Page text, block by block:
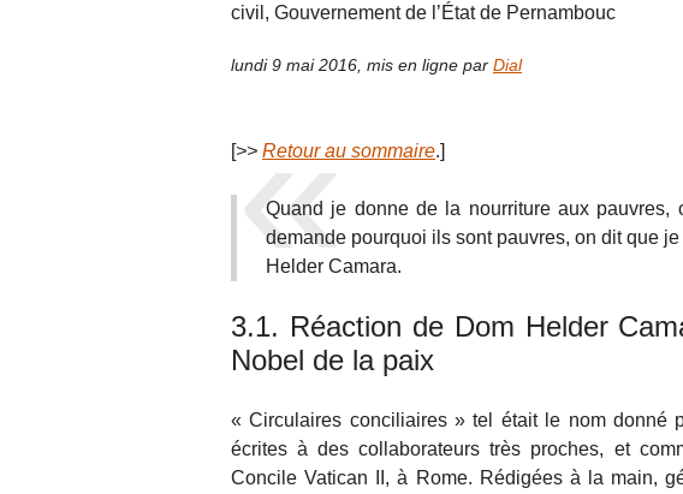
civil, Gouvernement de l’État de Pernambouc
lundi 9 mai 2016 mis en ligne par Dial
[>> Retour au sommaire.]
Quand je donne de la nourriture aux
demande pourquoi ils sont pauvres, on dit que
Helder Camara.
3.1. Réaction de Dom Helder
Nobel de la paix
« Circulaires conciliaires » tel était le nom donné
écrites à des collaborateurs très proches, et
Concile Vatican II, à Rome. Rédigées à la main,